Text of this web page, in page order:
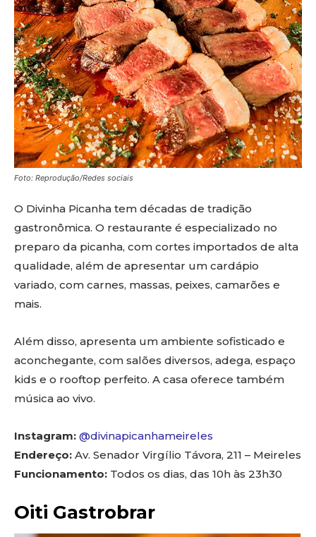
Foto: Reprodução/Redes sociais
O Divinha Picanha tem décadas de tradição
gastronômica. O restaurante é especializado no
preparo da picanha, com cortes importados de alta
qualidade, além de apresentar um cardápio
variado, com carnes, massas, peixes, camarões e
mais.
Além disso, apresenta um ambiente sofisticado e
aconchegante, com salões diversos, adega, espaço
kids e o rooftop perfeito. A casa oferece também
música ao vivo.
Instagram: @divinapicanhameireles
Endereço: Av. Senador Virgílio Távora, 211 – Meireles
Funcionamento: Todos os dias, das 10h às 23h30
Oiti Gastrobrar